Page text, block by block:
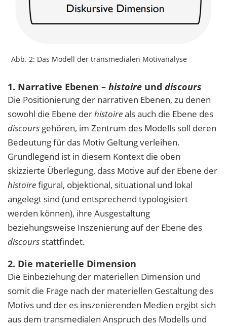
Abb. 2: Das Modell der transmedialen Motivanalyse
1. Narrative Ebenen – histoire und discours
Die Positionierung der narrativen Ebenen, zu denen
sowohl die Ebene derhistoireals auch die Ebene des
discours gehören, im Zentrum des Modells soll deren
Bedeutung für das Motiv Geltung verleihen.
Grundlegend ist in diesem Kontext die oben
skizzierte Überlegung, dass Motive auf der Ebene der
histoirefigural, objektional, situational und lokal
angelegt sind (und entsprechend typologisiert
werden können), ihre Ausgestaltung
beziehungsweise Inszenierung auf der Ebene des
discours stattfindet.
2. Die materielle Dimension
Die Einbeziehung der materiellen Dimension und
somit die Frage nach der materiellen Gestaltung des
Motivs und der es inszenierenden Medien ergibt sich
aus dem transmedialen Anspruch des Modells und